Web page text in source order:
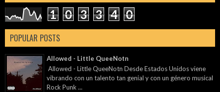
1 0 3 3 4 0
POPULAR POSTS
Allowed - Little QueeNotn
Allowed - Little QueeNotn Desde Estados Unidos viene
vibrando con un talento tan genial y con un género musical
Rock Punk ...